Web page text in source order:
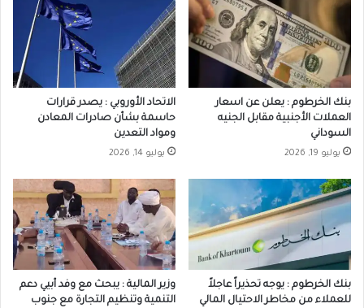
بنك الخرطوم : يعلن عن اسعار
العملات الأجنبية مقابل الجنيه
السوداني
يوليو 19, 2026
الاتحاد الأوروبي : يصدر قرارات
حاسمة بشأن صادرات المعادن
ومواد التعدين
يوليو 14, 2026
بنك الخرطوم : يوجه تحذيراً عاجلاً
للعملاء من مخاطر الاحتيال المالي
وزير المالية : يبحث مع وفد أبيي دعم
التنمية وتنظيم التجارة مع جنوب